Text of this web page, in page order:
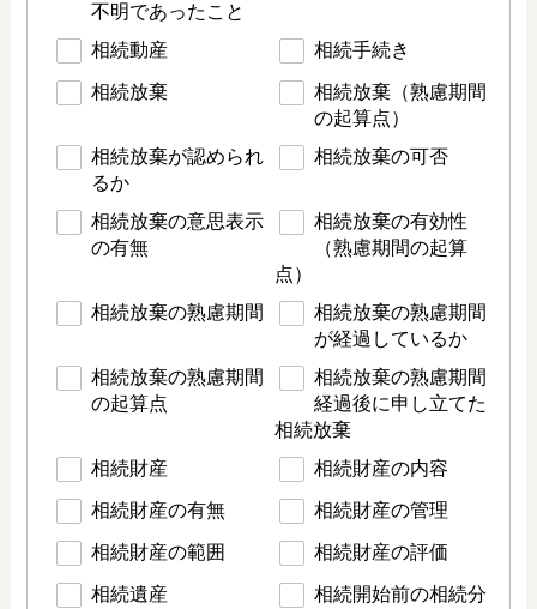
不明であったこと
相続動産 相続手続き
相続放棄
相続放棄（熟慮期間
の起算点）
相続放棄が認められ
るか
相続放棄の可否
相続放棄の意思表示
の有無
相続放棄の有効性
（熟慮期間の起算
点）
相続放棄の熟慮期間
相続放棄の熟慮期間
が経過しているか
相続放棄の熟慮期間
の起算点
相続放棄の熟慮期間
経過後に申し立てた
相続放棄
相続財産
相続財産の内容
相続財産の有無 相続財産の管理
相続財産の範囲 相続財産の評価
相続遺産
相続開始前の相続分